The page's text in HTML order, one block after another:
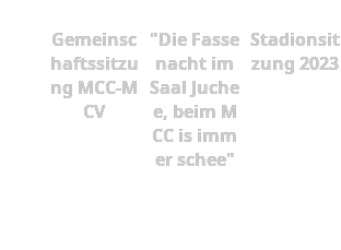
Gemeinsc
haftssitzu
ng MCC-M
CV
"Die Fasse
nacht im
Saal Juche
e, beim M
CC is imm
er schee"
Stadionsit
zung 2023